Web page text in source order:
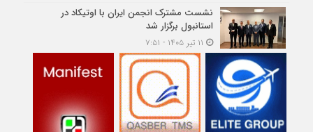
نشست مشترک انجمن ایران با اوتیکاد در
استانبول برگزار شد